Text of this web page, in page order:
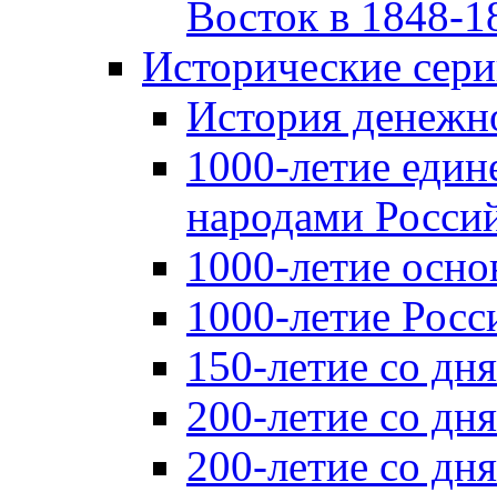
Восток в 1848-
Исторические
История
1000-летие
народами
1000-летие
1000-летие
150-летие со
200-летие со
200-летие со